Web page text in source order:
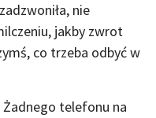
nie
jakby zwrot
co trzeba odbyć w
Żadnego telefonu na